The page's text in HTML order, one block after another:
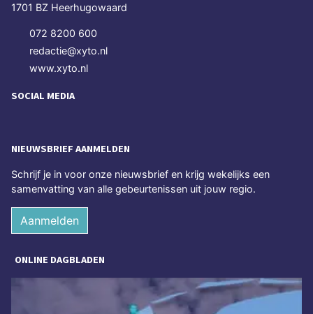
1701 BZ Heerhugowaard
072 8200 600
redactie@xyto.nl
www.xyto.nl
SOCIAL MEDIA
NIEUWSBRIEF AANMELDEN
Schrijf je in voor onze nieuwsbrief en krijg wekelijks een
samenvatting van alle gebeurtenissen uit jouw regio.
Aanmelden
ONLINE DAGBLADEN